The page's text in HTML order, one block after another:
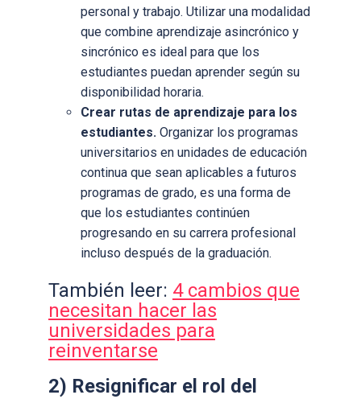
personal y trabajo. Utilizar una modalidad
que combine aprendizaje asincrónico y
sincrónico es ideal para que los
estudiantes puedan aprender según su
disponibilidad horaria.
Crear rutas de aprendizaje para los
estudiantes. Organizar los programas
universitarios en unidades de educación
continua que sean aplicables a futuros
programas de grado, es una forma de
que los estudiantes continúen
progresando en su carrera profesional
incluso después de la graduación.
También leer: 4 cambios que
necesitan hacer las
universidades para
reinventarse
2) Resignificar el rol del